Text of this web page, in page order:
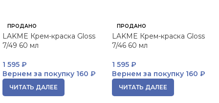
ПРОДАНО
LAKME Крем-краска Gloss
7/49 60 мл
1 595 ₽
Вернем за покупку 160 ₽
ЧИТАТЬ ДАЛЕЕ
ПРОДАНО
LAKME Крем-краска Gloss
7/46 60 мл
1 595 ₽
Вернем за покупку 160 ₽
ЧИТАТЬ ДАЛЕЕ